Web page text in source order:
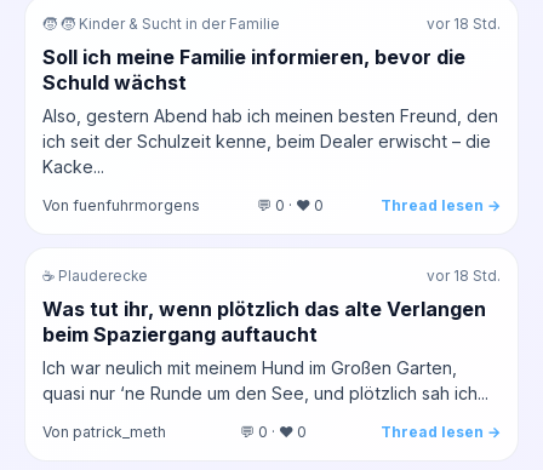
🧒 🧒 Kinder & Sucht in der Familie vor 18 Std.
Soll ich meine Familie informieren, bevor die
Schuld wächst
Also, gestern Abend hab ich meinen besten Freund, den
ich seit der Schulzeit kenne, beim Dealer erwischt – die
Kacke...
Von fuenfuhrmorgens 💬 0 · ❤️ 0 Thread lesen →
☕ Plauderecke vor 18 Std.
Was tut ihr, wenn plötzlich das alte Verlangen
beim Spaziergang auftaucht
Ich war neulich mit meinem Hund im Großen Garten,
quasi nur ‘ne Runde um den See, und plötzlich sah ich...
Von patrick_meth 💬 0 · ❤️ 0 Thread lesen →